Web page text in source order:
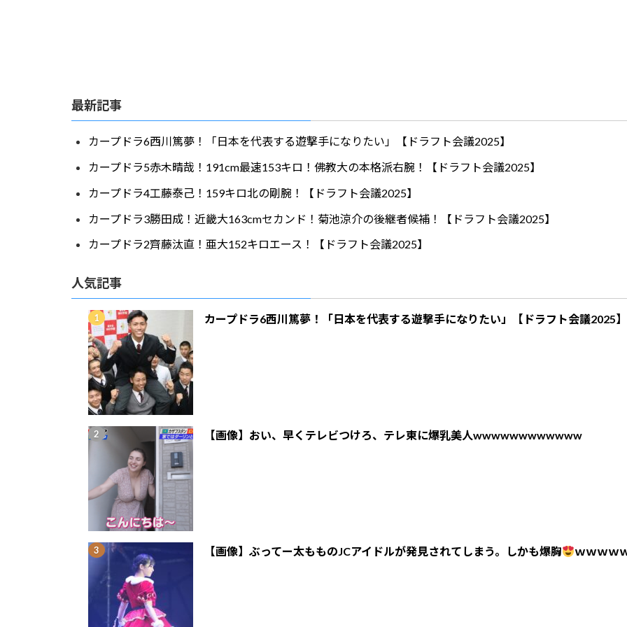
最新記事
カープドラ6西川篤夢！「日本を代表する遊撃手になりたい」【ドラフト会議2025】
カープドラ5赤木晴哉！191cm最速153キロ！佛教大の本格派右腕！【ドラフト会議2025】
カープドラ4工藤泰己！159キロ北の剛腕！【ドラフト会議2025】
カープドラ3勝田成！近畿大163cmセカンド！菊池涼介の後継者候補！【ドラフト会議2025】
カープドラ2齊藤汰直！亜大152キロエース！【ドラフト会議2025】
人気記事
カープドラ6西川篤夢！「日本を代表する遊撃手になりたい」【ドラフト会議2025】
【画像】おい、早くテレビつけろ、テレ東に爆乳美人wwwwwwwwwwww
【画像】ぶってー太もものJCアイドルが発見されてしまう。しかも爆胸 ｗｗｗｗ